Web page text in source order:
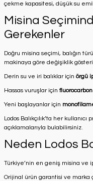
çekme kapasitesi, düşük su
Misina
Gerekenler
Doğru misina seçimi, balığın
makinaya göre değişiklik
Derin su ve iri balıklar için örgü
Hassas vuruşlar için
Yeni başlayanlar için
Lodos Balıkçılık’ta her
açıklamalarıyla bulabilirsiniz.
Neden Lodos
Türkiye’nin en geniş misina ve
Orijinal ürün garantisi ve marka